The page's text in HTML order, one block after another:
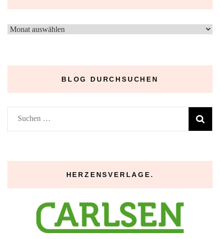
–
BLOG DURCHSUCHEN
Suchen
nach:
HERZENSVERLAGE.